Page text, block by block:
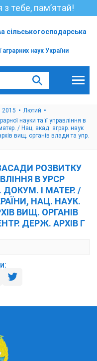
тебе, пам’ятай!
сільськогосподарська
наук України
2015
Лютий
науки та її управління в
/ Нац. акад. аграр. наук
вищ. органів влади та упр.
РОЗВИТКУ
В УРСР
ДОКУМ. І МАТЕР. /
НАЦ. НАУК.
ВИЩ. ОРГАНІВ
ДЕРЖ. АРХІВ Г